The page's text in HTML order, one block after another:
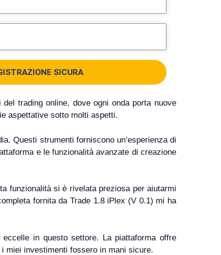
SICURA
trading online, dove ogni onda porta nuove
aspettative sotto molti aspetti.
Questi strumenti forniscono un’esperienza di
e le funzionalità avanzate di creazione
funzionalità si è rivelata preziosa per aiutarmi
fornita da Trade 1.8 iPlex (V 0.1) mi ha
in questo settore. La piattaforma offre
miei investimenti fossero in mani sicure.